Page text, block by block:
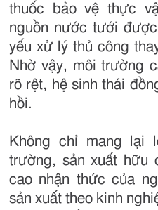
thuốc bảo vệ thực
nguồn nước tưới
yếu xử lý thủ công
Nhờ vậy, môi trường
rõ rệt, hệ sinh thái
hồi.
Không chỉ mang lại
trường, sản xuất hữu
cao nhận thức của
sản xuất theo kinh